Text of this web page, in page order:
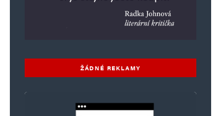
mnoha zločineckých struktur, kteří se tváří
nejen jako politici, ale jako podnikatelský
rouškou demokracie.
Tato stránka je monitorována FBI.
ŽÁDNÉ REKLAMY